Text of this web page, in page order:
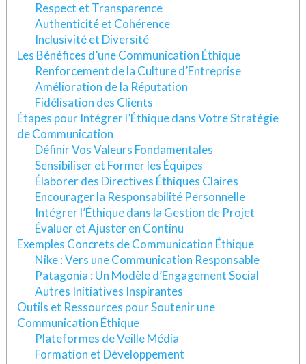
Respect et Transparence
Authenticité et Cohérence
Inclusivité et Diversité
Les Bénéfices d’une Communication Éthique
Renforcement de la Culture d’Entreprise
Amélioration de la Réputation
Fidélisation des Clients
Étapes pour Intégrer l’Éthique dans Votre Stratégie
de Communication
Définir Vos Valeurs Fondamentales
Sensibiliser et Former les Équipes
Élaborer des Directives Éthiques Claires
Encourager la Responsabilité Personnelle
Intégrer l’Éthique dans la Gestion de Projet
Évaluer et Ajuster en Continu
Exemples Concrets de Communication Éthique
Nike : Vers une Communication Responsable
Patagonia : Un Modèle d’Engagement Social
Autres Initiatives Inspirantes
Outils et Ressources pour Soutenir une
Communication Éthique
Plateformes de Veille Média
Formation et Développement